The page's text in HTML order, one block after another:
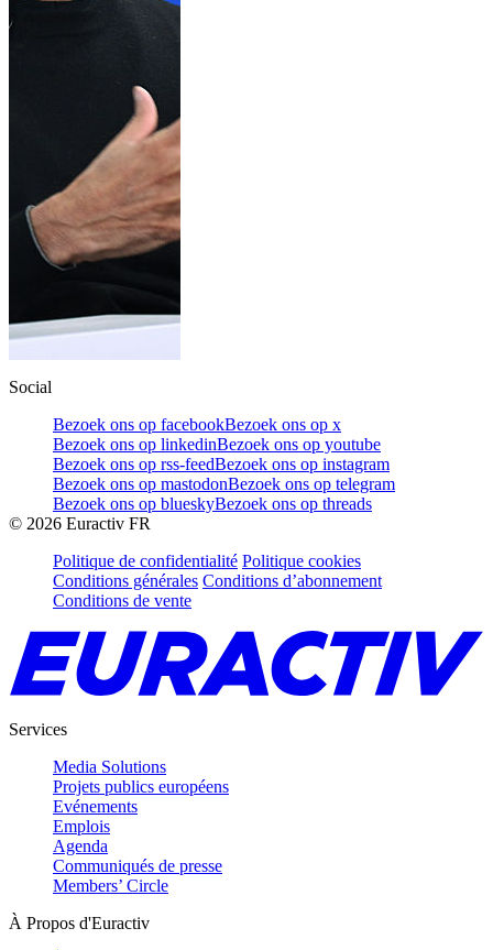
Social
Bezoek ons op facebookBezoek ons op x
Bezoek ons op linkedinBezoek ons op youtube
Bezoek ons op rss-feedBezoek ons op instagram
Bezoek ons op mastodonBezoek ons op telegram
Bezoek ons op blueskyBezoek ons op threads
© 2026 Euractiv FR
Politique de confidentialité Politique cookies
Conditions générales Conditions d’abonnement
Conditions de vente
Services
Media Solutions
Projets publics européens
Evénements
Emplois
Agenda
Communiqués de presse
Members’ Circle
À Propos d'Euractiv